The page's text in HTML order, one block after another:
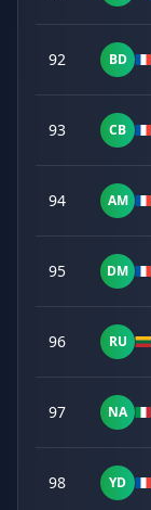
92 BD
93 CB
94 AM
95 DM
96 RU
97 NA
98 YD